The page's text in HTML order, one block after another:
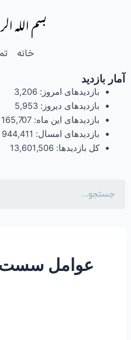
بسم الله
خانه
آمار بازدید
بازدیدهای امروز: 3,206
بازدیدهای دیروز: 5,953
بازدیدهای این ماه: 165,707
بازدیدهای امسال: 944,411
کل بازدیدها: 13,601,506
عوامل سست